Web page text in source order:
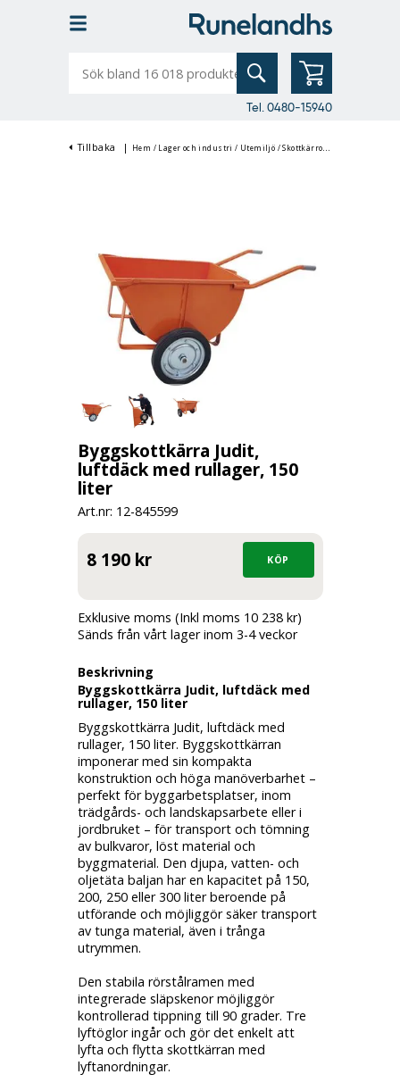
bland
Tel. 0480-15940
Tillbaka | Hem / Lager och industri / Utemiljö /Skottkärror
Byggskottkärra Judit,
luftdäck med rullager, 150
liter
Art.nr: 12-845599
8 190 kr
Exklusive moms (Inkl moms 10 238 kr)
Sänds från vårt lager inom 3-4 veckor
Beskrivning
Byggskottkärra Judit, luftdäck med
rullager, 150 liter
Byggskottkärra Judit, luftdäck med
rullager, 150 liter. Byggskottkärran
imponerar med sin kompakta
konstruktion och höga manöverbarhet–
perfekt för byggarbetsplatser, inom
trädgårds- och landskapsarbete eller i
jordbruket – för transport och tömning
av bulkvaror, löst material och
byggmaterial. Den djupa, vatten- och
oljetäta baljan har en kapacitet på 150,
200, 250 eller 300 liter beroende på
utförande och möjliggör säker transport
av tunga material, även i trånga
utrymmen.
Den stabila rörstålramen med
integrerade släpskenormöjliggör
kontrollerad tippning till 90 grader. Tre
lyftöglor ingår och gör det enkelt att
lyfta och flytta skottkärran med
lyftanordningar.